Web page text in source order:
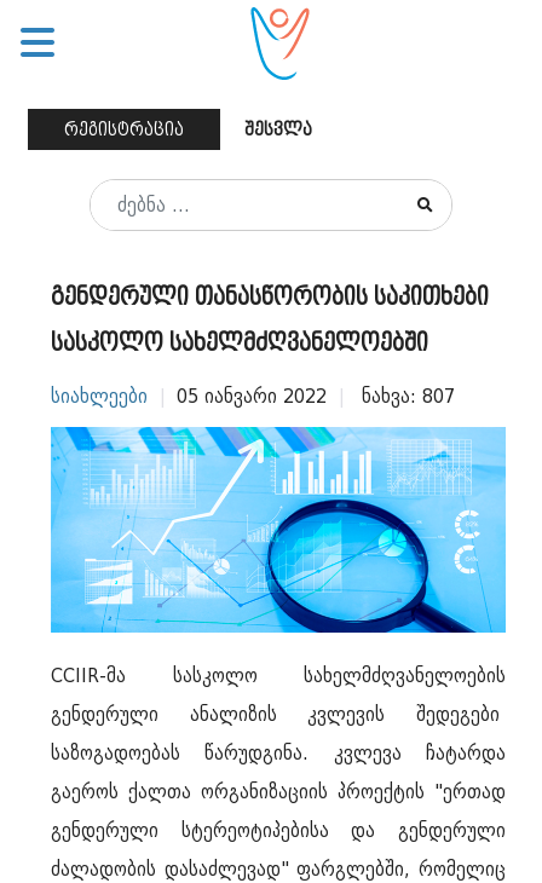
რეგისტრაცია შესვლა
გენდერული თანასწორობის საკითხები
სასკოლო სახელმძღვანელოებში
ᲡᲘᲐᲮᲚᲔᲔᲑᲘ 05 ᲘᲐᲜᲕᲐᲠᲘ 2022 ᲜᲐᲮᲕᲐ: 807
CCIIR-მა სასკოლო სახელმძღვანელოების
გენდერული ანალიზის კვლევის შედეგები
საზოგადოებას წარუდგინა. კვლევა ჩატარდა
გაეროს ქალთა ორგანიზაციის პროექტის "ერთად
გენდერული სტერეოტიპებისა და გენდერული
ძალადობის დასაძლევად" ფარგლებში, რომელიც